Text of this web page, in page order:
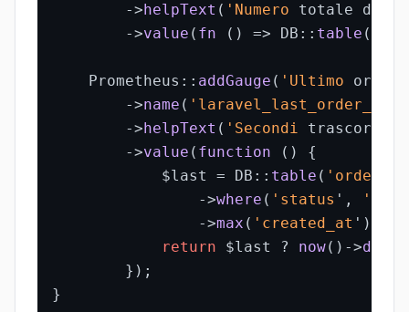
->helpText ( 'Numero totale di
->value ( fn () => DB:: table (
    Prometheus::
addGauge ( 'Ultimo
->name (
->helpText ( 'Secondi trascorsi
->value ( function () {
            $last = DB::
table ( 'orders
->where ( 'status ',
->max ( 'created_at ');
return $last ? now() ->
        });
}